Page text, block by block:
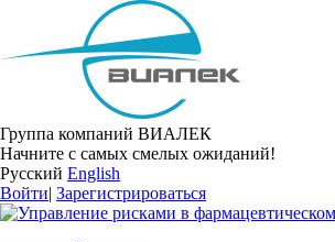
Группа компаний ВИАЛЕК
Начните с самых смелых ожиданий!
Русский English
Войти| Зарегистрироваться